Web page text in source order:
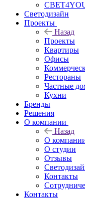
Светодизайн
Проекты
Назад
Проекты
Квартиры
Офисы
Рестораны
Частные
Кухни
Бренды
Решения
О компании
Назад
О
О студии
Отзывы
Контакты
Контакты